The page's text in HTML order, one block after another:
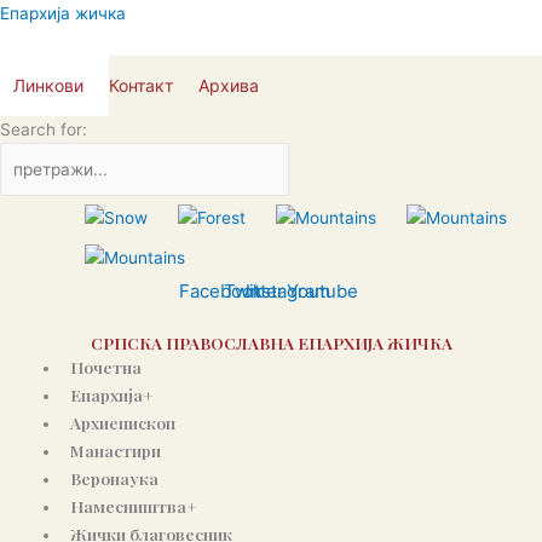
Пређи
Епархија жичка
Линкови Контакт Архива
Search for:
Facebook
Twitter
Instagram
Youtube
СРПСКА ПРАВОСЛАВНА ЕПАРХИЈА ЖИЧКА
Почетна
Епархија+
Архиепископ
Манастири
Веронаука
Намесништва+
Жички благовесник